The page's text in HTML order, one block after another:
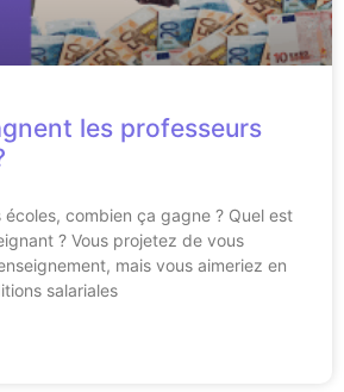
les professeurs
écoles, combien ça gagne ? Quel est
? Vous projetez de vous
mais vous aimeriez en
salariales